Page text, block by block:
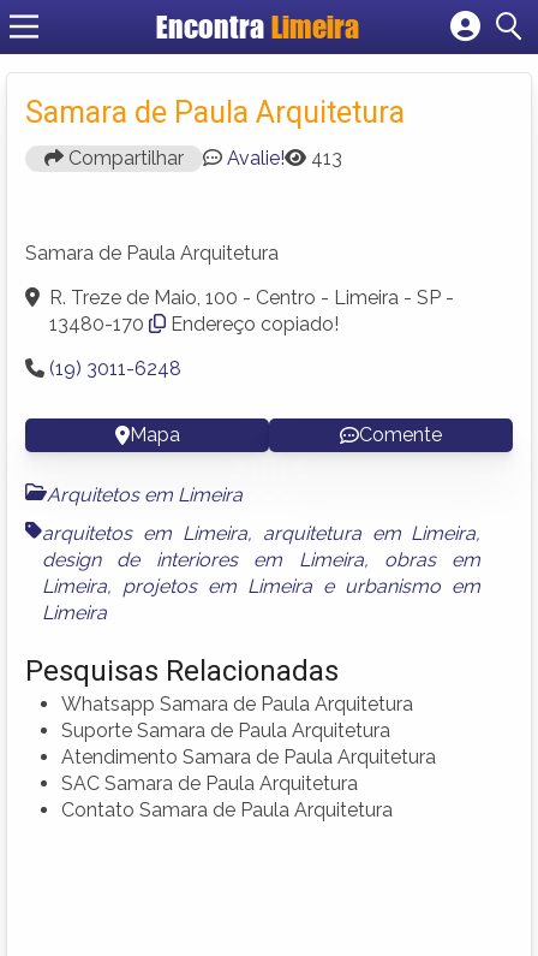
Encontra Limeira
Cadastrar empresa
Criar conta
Samara de Paula Arquitetura
Compartilhar Avalie! 413
Samara de Paula Arquitetura
R. Treze de Maio, 100 - Centro - Limeira - SP -
13480-170
Endereço copiado!
(19) 3011-6248
Mapa Comente
Arquitetos em Limeira
arquitetos em Limeira, arquitetura em Limeira,
design de interiores em Limeira, obras em
Limeira, projetos em Limeira e urbanismo em
Limeira
Pesquisas Relacionadas
Whatsapp Samara de Paula Arquitetura
Suporte Samara de Paula Arquitetura
Atendimento Samara de Paula Arquitetura
SAC Samara de Paula Arquitetura
Contato Samara de Paula Arquitetura